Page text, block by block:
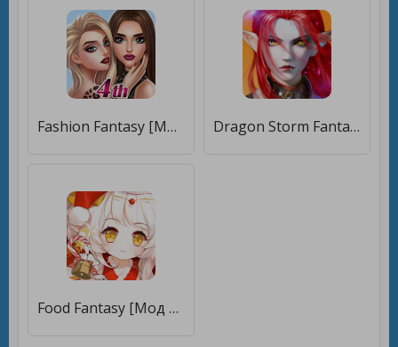
Fashion Fantasy [Мод меню] Dragon Storm Fantasy [Много монет]
Food Fantasy [Мод меню]